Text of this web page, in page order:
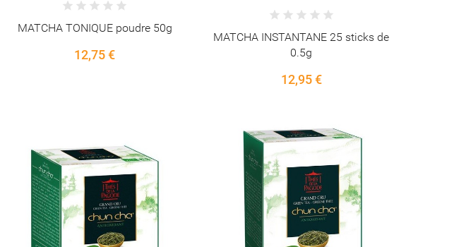
MATCHA TONIQUE poudre 50g
12,75 €
MATCHA INSTANTANE 25 sticks de
0.5g
12,95 €